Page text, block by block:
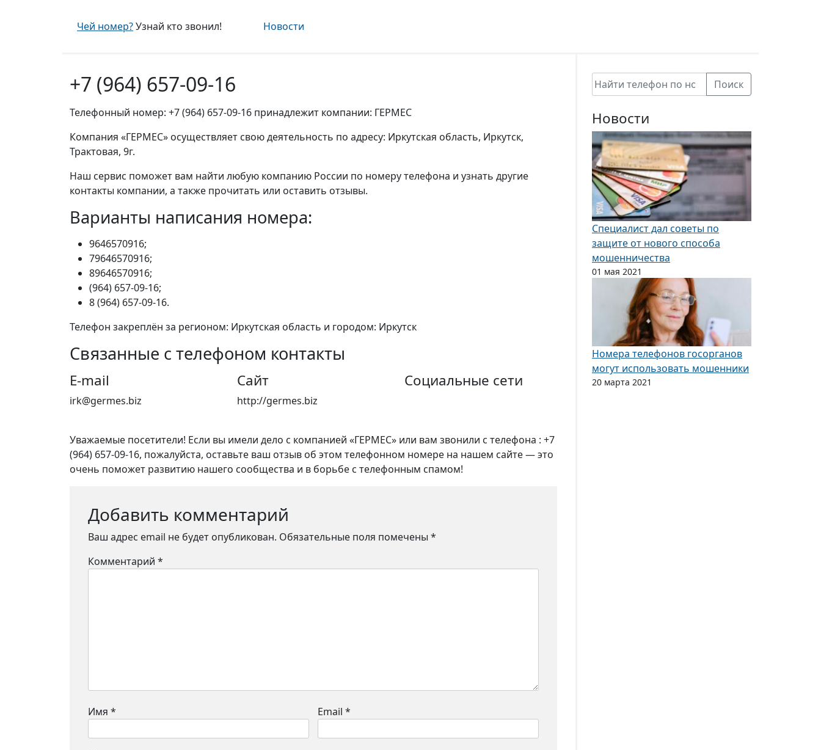
Чей номер?Узнай кто звонил! Новости
+7 (964) 657-09-16
Телефонный номер: +7 (964) 657-09-16 принадлежит компании: ГЕРМЕС
Компания «ГЕРМЕС» осуществляет свою деятельность по адресу: Иркутская область, Иркутск,
Трактовая, 9г.
Наш сервис поможет вам найти любую компанию России по номеру телефона и узнать другие
контакты компании, а также прочитать или оставить отзывы.
Варианты написания номера:
9646570916;
79646570916;
89646570916;
(964) 657-09-16;
8 (964) 657-09-16.
Телефон закреплён за регионом: Иркутская область и городом: Иркутск
Связанные с телефоном контакты
E-mail
irk@germes.biz
Сайт
http://germes.biz
Социальные сети
Уважаемые посетители! Если вы имели дело с компанией «ГЕРМЕС» или вам звонили с телефона : +7
(964) 657-09-16, пожалуйста, оставьте ваш отзыв об этом телефонном номере на нашем сайте — это
очень поможет развитию нашего сообщества и в борьбе с телефонным спамом!
Добавить комментарий
Ваш адрес email не будет опубликован. Обязательные поля помечены *
Комментарий *
Имя * Email*
Поиск
Новости
Специалист дал советы по
защите от нового способа
мошенничества
01 мая 2021
Номера телефонов госорганов
могут использовать мошенники
20 марта 2021